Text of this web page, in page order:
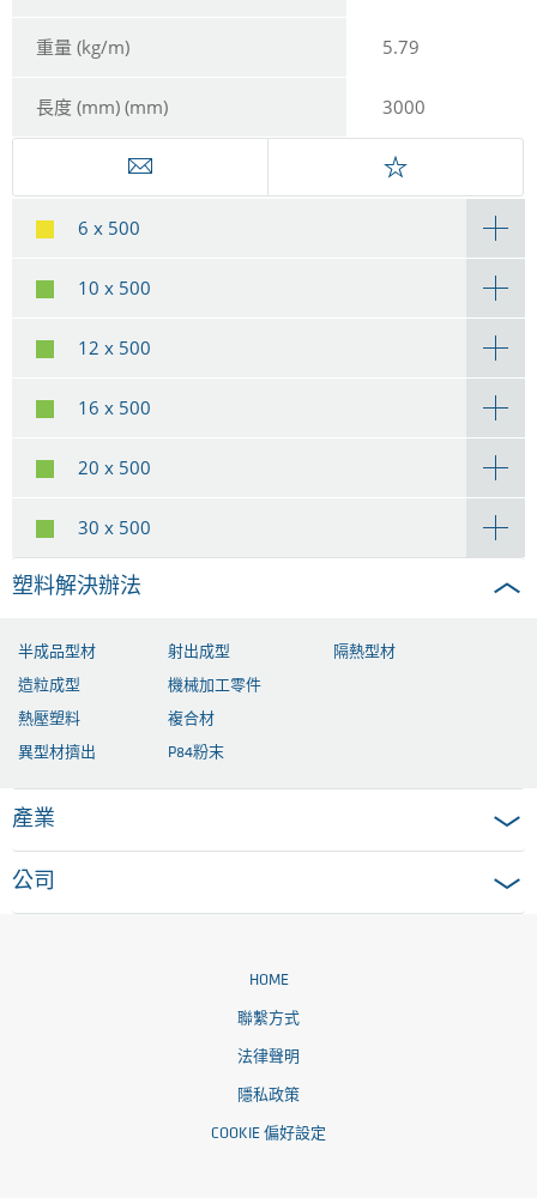
重量 (kg/m) 5.79
長度 (mm) (mm) 3000
6 x 500
10 x 500
12 x 500
16 x 500
20 x 500
30 x 500
塑料解決辦法
半成品型材
造粒成型
熱壓塑料
異型材擠出
射出成型
機械加工零件
複合材
P84粉末
隔熱型材
產業
公司
HOME
聯繫方式
法律聲明
隱私政策
COOKIE 偏好設定